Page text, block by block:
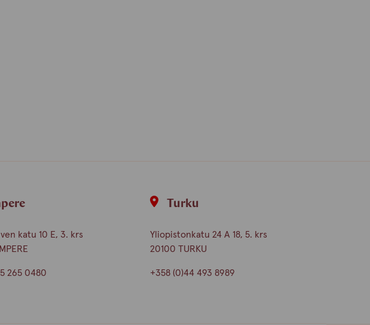
katu 10 E, 3. krs
265 0480
Turku
Yliopistonkatu 24 A 18, 5. krs
20100 TURKU
+358 (0)44 493 8989